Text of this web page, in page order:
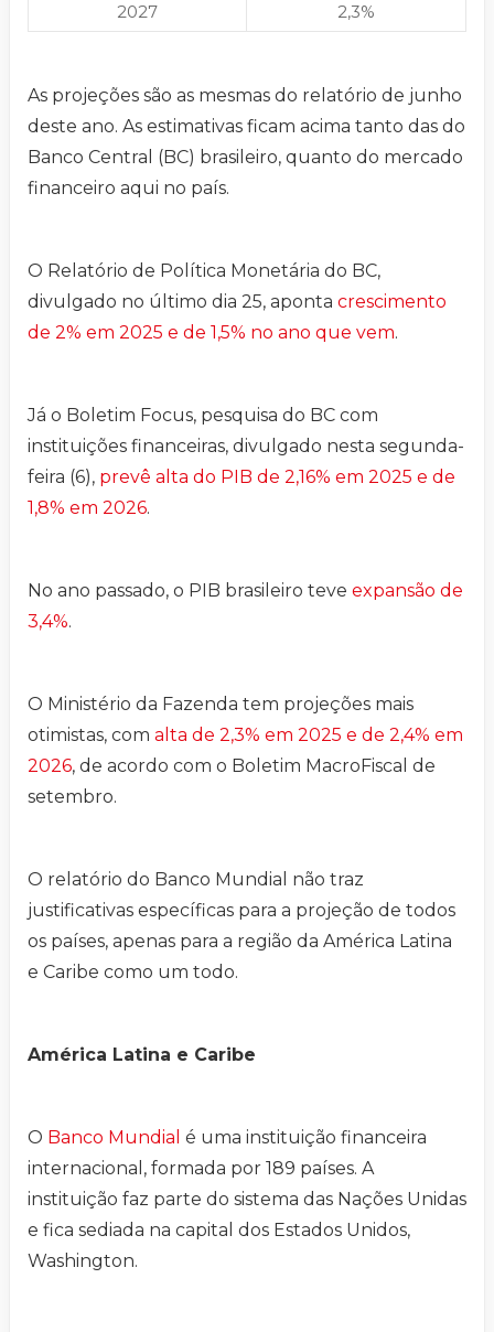
2027
2,3%
As projeções são as mesmas do relatório de junho
deste ano. As estimativas ficam acima tanto das do
Banco Central (BC) brasileiro, quanto do mercado
financeiro aqui no país.
O Relatório de Política Monetária do BC,
divulgado no último dia 25, aponta crescimento
de 2% em 2025 e de 1,5% no ano que vem.
Já o Boletim Focus, pesquisa do BC com
instituições financeiras, divulgado nesta segunda-
feira (6), prevê alta do PIB de 2,16% em 2025 e de
1,8% em 2026.
No ano passado, o PIB brasileiro teve expansão de
3,4%.
O Ministério da Fazenda tem projeções mais
otimistas, com alta de 2,3% em 2025 e de 2,4% em
2026, de acordo com o Boletim MacroFiscal de
setembro.
O relatório do Banco Mundial não traz
justificativas específicas para a projeção de todos
os países, apenas para a região da América Latina
e Caribe como um todo.
América Latina e Caribe
O Banco Mundial é uma instituição financeira
internacional, formada por 189 países. A
instituição faz parte do sistema das Nações Unidas
e fica sediada na capital dos Estados Unidos,
Washington.